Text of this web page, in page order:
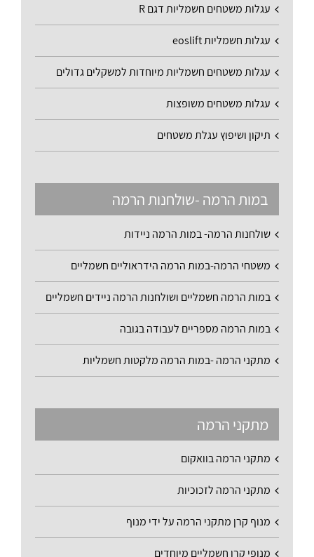
עגלות משטחים חשמליות דגם R
עגלות חשמליות eoslift
עגלות משטחים חשמליות מיוחדות למשקלים גדולים
עגלות משטחים משופצות
תיקון ושיפוץ עגלת משטחים
במות הרמה -שולחנות הרמה
שולחנות הרמה- במות הרמה ניידות
משטחי הרמה-במות הרמה הידראוליים חשמליים
במות הרמה חשמליים ושולחנות הרמה ניידים חשמליים
במות הרמה מספריים לעבודה בגובה
מתקני הרמה -במות הרמה מלקטות חשמליות
מתקני הרמה
מתקני הרמה בוואקום
מתקני הרמה לזכוכיות
מנוף קרן מתקני הרמה על ידי מנוף
מנופי קרן חשמליים מיוחדים